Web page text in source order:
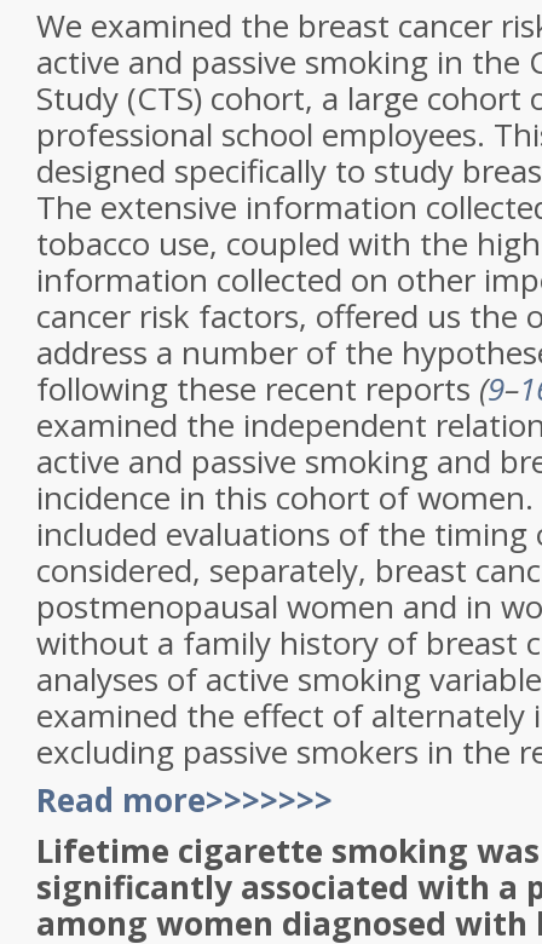
We examined the breast cancer
active and passive smoking in the
Study (CTS) cohort, a large cohort
professional school employees.
designed specifically to study
The extensive information
tobacco use, coupled with the
information collected on other
cancer risk factors, offered us the
address a number of the
following these recent reports (9–
examined the independent
active and passive smoking and
incidence in this cohort of women.
included evaluations of the timing
considered, separately, breast
postmenopausal women and in
without a family history of breast
analyses of active smoking
examined the effect of alternately
excluding passive smokers in the
Read more>>>>>>>
Lifetime cigarette smoking
significantly associated with a
among women diagnosed with